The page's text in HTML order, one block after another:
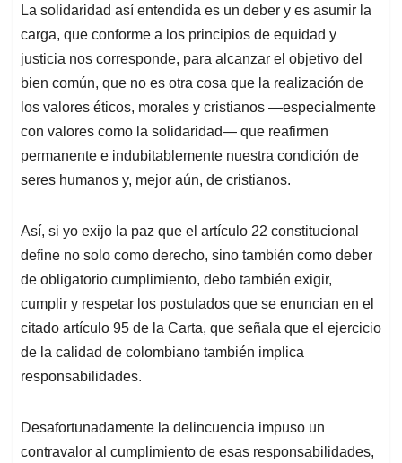
La solidaridad así entendida es un deber y es asumir la
carga, que conforme a los principios de equidad y
justicia nos corresponde, para alcanzar el objetivo del
bien común, que no es otra cosa que la realización de
los valores éticos, morales y cristianos —especialmente
con valores como la solidaridad— que reafirmen
permanente e indubitablemente nuestra condición de
seres humanos y, mejor aún, de cristianos.
Así, si yo exijo la paz que el artículo 22 constitucional
define no solo como derecho, sino también como deber
de obligatorio cumplimiento, debo también exigir,
cumplir y respetar los postulados que se enuncian en el
citado artículo 95 de la Carta, que señala que el ejercicio
de la calidad de colombiano también implica
responsabilidades.
Desafortunadamente la delincuencia impuso un
contravalor al cumplimiento de esas responsabilidades,